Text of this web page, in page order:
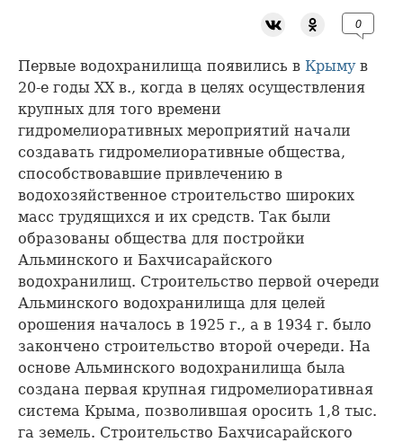
0
Первые водохранилища появились в Крымув
20-е годы ХХ в., когда в целях осуществления
крупных для того времени
гидромелиоративных мероприятий начали
создавать гидромелиоративные общества,
способствовавшие привлечению в
водохозяйственное строительство широких
масс трудящихся и их средств. Так были
образованы общества для постройки
Альминского и Бахчисарайского
водохранилищ. Строительство первой очереди
Альминского водохранилища для целей
орошения началось в 1925 г., а в 1934 г. было
закончено строительство второй очереди. На
основе Альминского водохранилища была
создана первая крупная гидромелиоративная
система Крыма, позволившая оросить 1,8 тыс.
га земель. Строительство Бахчисарайского